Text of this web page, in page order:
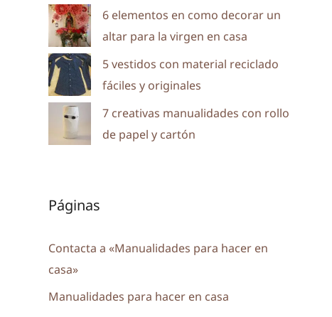
6 elementos en como decorar un
altar para la virgen en casa
5 vestidos con material reciclado
fáciles y originales
7 creativas manualidades con rollo
de papel y cartón
Páginas
Contacta a «Manualidades para hacer en
casa»
Manualidades para hacer en casa